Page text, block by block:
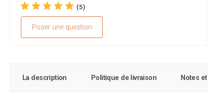
(5)
Poser une question
La description Politique de livraison Notes et